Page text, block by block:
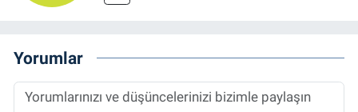
Yorumlar